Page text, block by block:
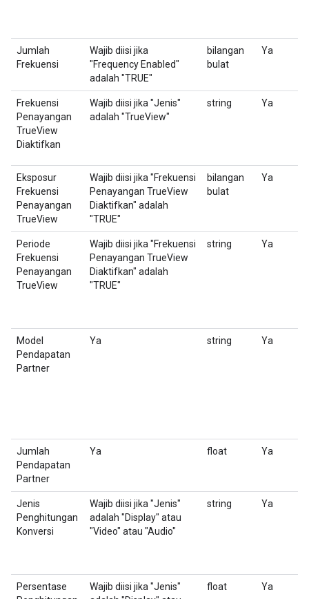
Jumlah
Frekuensi
Wajib diisi jika
"Frequency Enabled"
adalah "TRUE"
bilangan
bulat
Ya
Frekuensi
Penayangan
TrueView
Diaktifkan
Wajib diisi jika "Jenis"
adalah "TrueView"
string Ya
Eksposur
Frekuensi
Penayangan
TrueView
Wajib diisi jika "Frekuensi
Penayangan TrueView
Diaktifkan" adalah
"TRUE"
bilangan
bulat
Ya
Periode
Frekuensi
Penayangan
TrueView
Wajib diisi jika "Frekuensi
Penayangan TrueView
Diaktifkan" adalah
"TRUE"
string Ya
Model
Pendapatan
Partner
Ya string Ya
Jumlah
Pendapatan
Partner
Ya float Ya
Jenis
Penghitungan
Konversi
Wajib diisi jika "Jenis"
adalah "Display" atau
"Video" atau "Audio"
string Ya
Persentase
Wajib diisi jika "Jenis"
float Ya